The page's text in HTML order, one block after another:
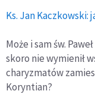
Ks. Jan Kaczkowski:
Może i sam św.
skoro nie wymienił
charyzmatów
Koryntian?